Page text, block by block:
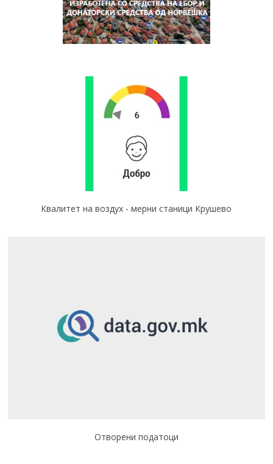
Квалитет на воздух - мерни станици Крушево
Отворени податоци